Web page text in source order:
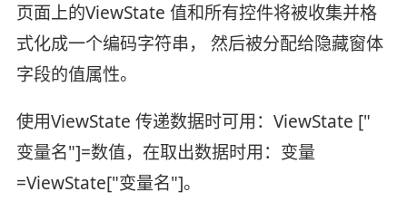
页面上的ViewState 值和所有控件将被收集并格
式化成一个编码字符串， 然后被分配给隐藏窗体
字段的值属性。
使用ViewState 传递数据时可用：ViewState ["
变量名"]=数值，在取出数据时用：变量
=ViewState["变量名"]。